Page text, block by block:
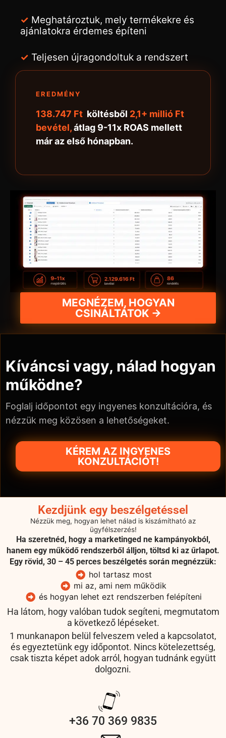
✓ Meghatároztuk, mely termékekre és
ajánlatokra érdemes építeni
✓ Teljesen újragondoltuk a rendszert
EREDMÉNY
138.747 Ft költésből 2,1+ millió Ft
bevétel,átlag 9-11x ROAS mellett
már az első hónapban.
MEGNÉZEM, HOGYAN
CSINÁLTÁTOK →
Kíváncsi vagy, nálad hogyan
működne?
Foglalj időpontot egy ingyenes konzultációra, és
nézzük meg közösen a lehetőségeket.
KÉREM AZ INGYENES
KONZULTÁCIÓT!
Kezdjünk egy beszélgetéssel
Nézzük meg, hogyan lehet nálad is kiszámítható az
ügyfélszerzés!
Ha szeretnéd, hogy a marketinged ne kampányokból,
hanem egy működő rendszerből álljon, töltsd ki az űrlapot.
Egy rövid, 30 – 45 perces beszélgetés során megnézzük:
hol tartasz most
mi az, ami nem működik
és hogyan lehet ezt rendszerben felépíteni
Ha látom, hogy valóban tudok segíteni, megmutatom
a következő lépéseket.
1 munkanapon belül felveszem veled a kapcsolatot,
és egyeztetünk egy időpontot. Nincs kötelezettség,
csak tiszta képet adok arról, hogyan tudnánk együtt
dolgozni.
+36 70 369 9835